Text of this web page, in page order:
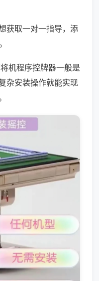
获取一对一指导，添
机程序控牌器一般是
杂安装操作就能实现